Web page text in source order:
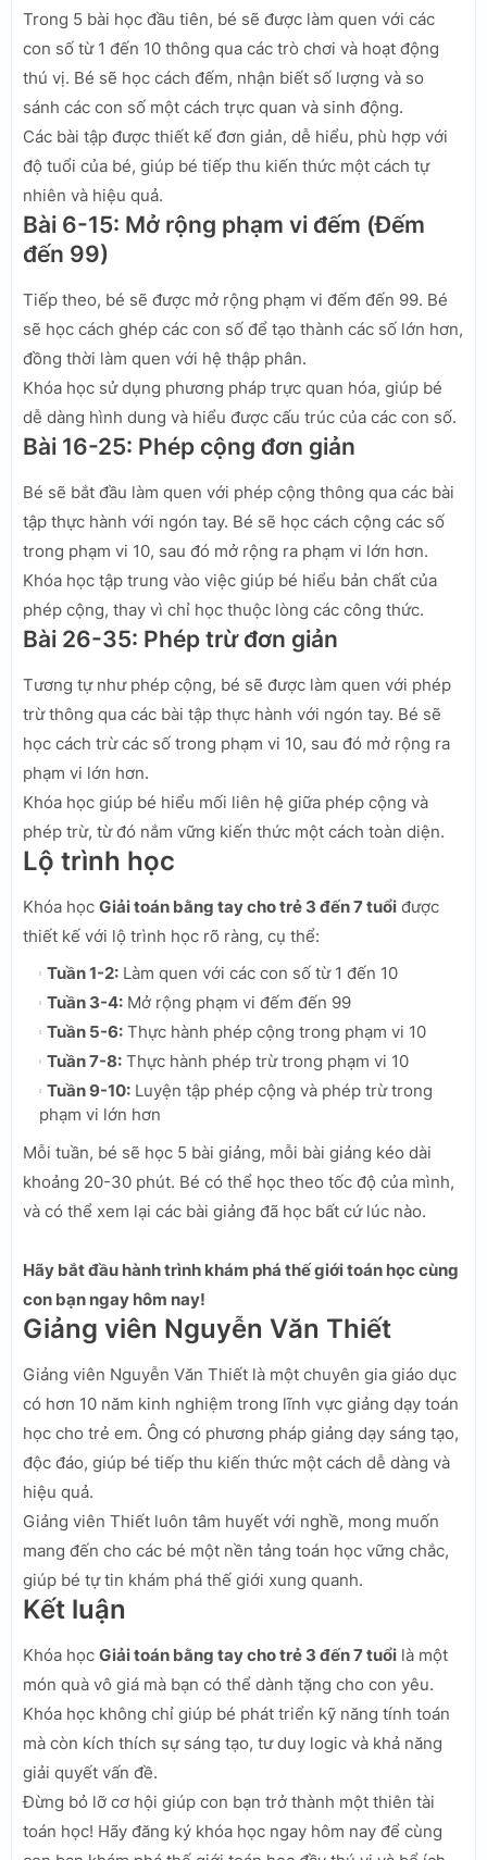
Trong 5 bài học đầu tiên, bé sẽ được làm quen với các
con số từ 1 đến 10 thông qua các trò chơi và hoạt động
thú vị. Bé sẽ học cách đếm, nhận biết số lượng và so
sánh các con số một cách trực quan và sinh động.
Các bài tập được thiết kế đơn giản, dễ hiểu, phù hợp với
độ tuổi của bé, giúp bé tiếp thu kiến thức một cách tự
nhiên và hiệu quả.
Bài 6-15: Mở rộng phạm vi đếm (Đếm
đến 99)
Tiếp theo, bé sẽ được mở rộng phạm vi đếm đến 99. Bé
sẽ học cách ghép các con số để tạo thành các số lớn hơn,
đồng thời làm quen với hệ thập phân.
Khóa học sử dụng phương pháp trực quan hóa, giúp bé
dễ dàng hình dung và hiểu được cấu trúc của các con số.
Bài 16-25: Phép cộng đơn giản
Bé sẽ bắt đầu làm quen với phép cộng thông qua các bài
tập thực hành với ngón tay. Bé sẽ học cách cộng các số
trong phạm vi 10, sau đó mở rộng ra phạm vi lớn hơn.
Khóa học tập trung vào việc giúp bé hiểu bản chất của
phép cộng, thay vì chỉ học thuộc lòng các công thức.
Bài 26-35: Phép trừ đơn giản
Tương tự như phép cộng, bé sẽ được làm quen với phép
trừ thông qua các bài tập thực hành với ngón tay. Bé sẽ
học cách trừ các số trong phạm vi 10, sau đó mở rộng ra
phạm vi lớn hơn.
Khóa học giúp bé hiểu mối liên hệ giữa phép cộng và
phép trừ, từ đó nắm vững kiến thức một cách toàn diện.
Lộ trình học
Khóa học Giải toán bằng tay cho trẻ 3 đến 7 tuổi được
thiết kế với lộ trình học rõ ràng, cụ thể:
Tuần 1-2: Làm quen với các con số từ 1 đến 10
Tuần 3-4: Mở rộng phạm vi đếm đến 99
Tuần 5-6: Thực hành phép cộng trong phạm vi 10
Tuần 7-8: Thực hành phép trừ trong phạm vi 10
Tuần 9-10: Luyện tập phép cộng và phép trừ trong
phạm vi lớn hơn
Mỗi tuần, bé sẽ học 5 bài giảng, mỗi bài giảng kéo dài
khoảng 20-30 phút. Bé có thể học theo tốc độ của mình,
và có thể xem lại các bài giảng đã học bất cứ lúc nào.
Hãy bắt đầu hành trình khám phá thế giới toán học cùng
con bạn ngay hôm nay!
Giảng viên Nguyễn Văn Thiết
Giảng viên Nguyễn Văn Thiết là một chuyên gia giáo dục
có hơn 10 năm kinh nghiệm trong lĩnh vực giảng dạy toán
học cho trẻ em. Ông có phương pháp giảng dạy sáng tạo,
độc đáo, giúp bé tiếp thu kiến thức một cách dễ dàng và
hiệu quả.
Giảng viên Thiết luôn tâm huyết với nghề, mong muốn
mang đến cho các bé một nền tảng toán học vững chắc,
giúp bé tự tin khám phá thế giới xung quanh.
Kết luận
Khóa học Giải toán bằng tay cho trẻ 3 đến 7 tuổi là một
món quà vô giá mà bạn có thể dành tặng cho con yêu.
Khóa học không chỉ giúp bé phát triển kỹ năng tính toán
mà còn kích thích sự sáng tạo, tư duy logic và khả năng
giải quyết vấn đề.
Đừng bỏ lỡ cơ hội giúp con bạn trở thành một thiên tài
toán học! Hãy đăng ký khóa học ngay hôm nay để cùng